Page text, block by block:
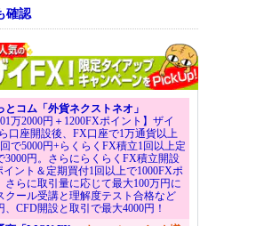
確認
とコム「外貨ネクストネオ」
万2000円＋1200FXポイント】ザイ
口座開設後、FX口座で1万通貨以上
で5000円+らくらくFX積立1回以上定
3000円。さらにらくらくFX積立開設
イント＆定期買付1回以上で1000FXポ
さらに取引量に応じて最大100万円に
クール受講と理解度テスト合格など
、CFD開設と取引で最大4000円！